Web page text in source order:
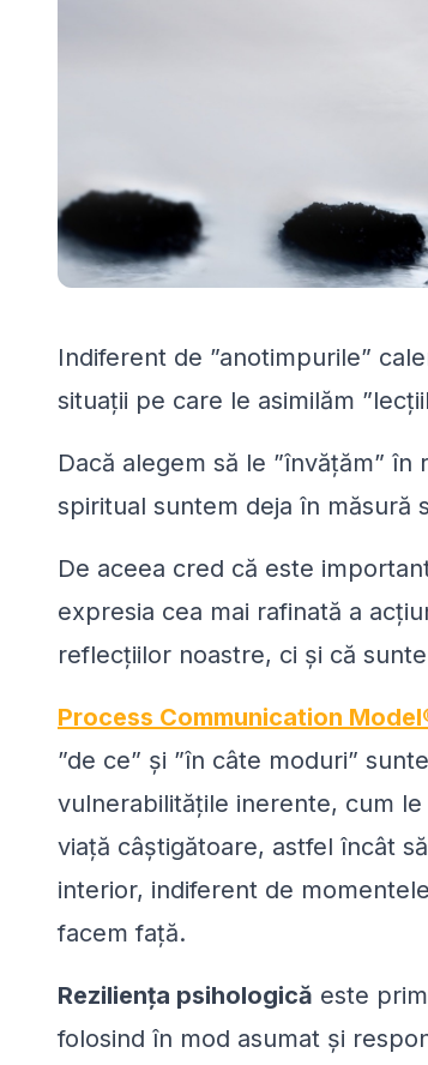
Indiferent de ”anotimpurile”
situații pe care le asimilăm
Dacă alegem să le ”învățăm”
spiritual suntem deja în măsură
De aceea cred că este
expresia cea mai rafinată a
reflecțiilor noastre, ci și că
Process Communication Model
”de ce” și ”în câte moduri”
vulnerabilitățile inerente, cum
viață câștigătoare, astfel încât
interior, indiferent de
facem față.
Reziliența psihologică este
folosind în mod asumat și